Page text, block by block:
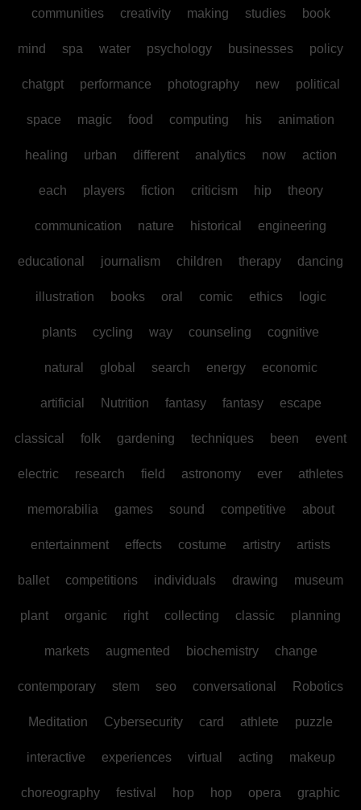
communities creativity making studies book
mind spa water psychology businesses policy
chatgpt performance photography new political
space magic food computing his animation
healing urban different analytics now action
each players fiction criticism hip theory
communication nature historical engineering
educational journalism children therapy dancing
illustration books oral comic ethics logic
plants cycling way counseling cognitive
natural global search energy economic
artificial Nutrition fantasy fantasy escape
classical folk gardening techniques been event
electric research field astronomy ever athletes
memorabilia games sound competitive about
entertainment effects costume artistry artists
ballet competitions individuals drawing museum
plant organic right collecting classic planning
markets augmented biochemistry change
contemporary stem seo conversational Robotics
Meditation Cybersecurity card athlete puzzle
interactive experiences virtual acting makeup
choreography festival hop hop opera graphic